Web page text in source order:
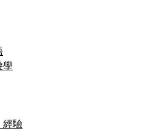
學
經驗